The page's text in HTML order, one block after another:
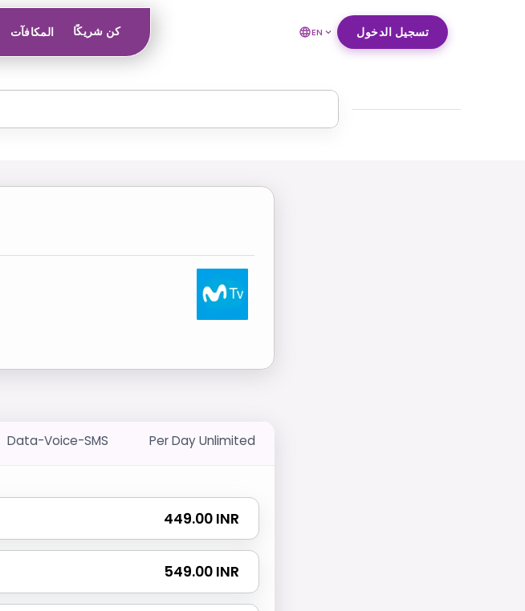
المكافآت كن شريكًا EN تسجيل الدخول
Data-Voice-SMS Per Day Unlimited
₹ 449.00 INR
₹ 549.00 INR